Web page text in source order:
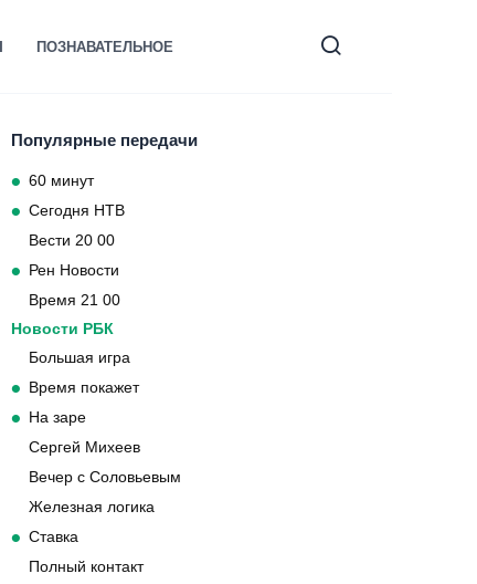
ПОЗНАВАТЕЛЬНОЕ
Популярные передачи
60 минут
Сегодня НТВ
Вести 20 00
Рен Новости
Время 21 00
Новости РБК
Большая игра
Время покажет
На заре
Сергей Михеев
Вечер с Соловьевым
Железная логика
Ставка
Полный контакт